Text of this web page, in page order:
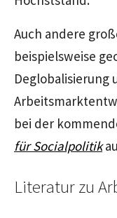
Auch andere
beispielsweise
Deglobalisierung
bei der
für Socialpolitik
Literatur zu